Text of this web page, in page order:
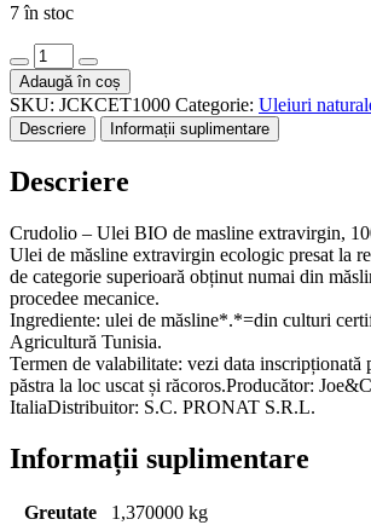
7 în stoc
Cantitate
Ulei
bio
de
masline
1000ml
Adaugă în coș
SKU: JCKCET1000 Categorie: Uleiuri
Descriere Informații suplimentare
Descriere
Crudolio – Ulei BIO de masline extravirgin,
Ulei de măsline extravirgin ecologic presat la
de categorie superioară obținut numai din
procedee mecanice.
Ingrediente: ulei de măsline*.*=din culturi
Agricultură Tunisia.
Termen de valabilitate: vezi data inscripționată
păstra la loc uscat și răcoros.Producător:
ItaliaDistribuitor: S.C. PRONAT S.R.L.
Informații suplimentare
Greutate
1,370000 kg